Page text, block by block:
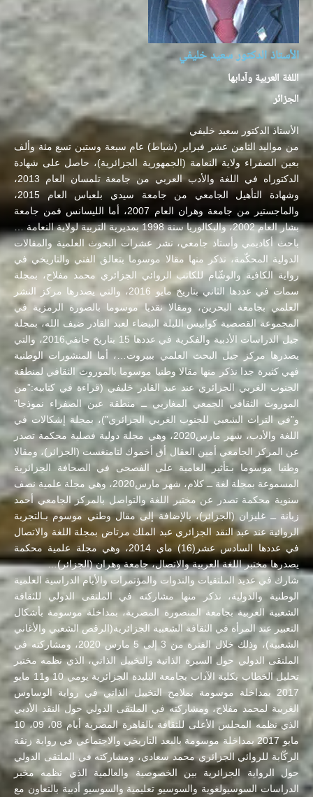
الأستاذ الدكتور سعيد خليفي
اللغة العربية وآدابها
الجزائر
الأستاذ الدكتور سعيد خليفي
من مواليد الثامن عشر فبراير (شباط) عام سبعة وستين تسع مئة وألف
بعين الصفراء ولاية النعامة (الجمهورية الجزائرية)، حاصل على شهادة
الدكتوراه في اللغة والأدب العربي من جامعة تلمسان العام 2013،
وشهادة التأهيل الجامعي من جامعة سيدي بلعباس العام 2015،
والماجستير من جامعة وهران العام 2007، أما الليسانس فمن جامعة
بشار العام 2002، والبكالوريا سنة 1998 بمديرية التربية لولاية النعامة …
باحث أكاديمي وأستاذ جامعي، نشر عشرات البحوث العلمية والمقالات
الدولية المحكّمة، نذكر منها مقالا موسوما بتعالق الفني والتاريخي في
رواية الكافية والوشّام للكاتب الروائي الجزائري محمد مفلاح، بمجلة
سمات في عددها الثاني بتاريخ مايو 2016، والتي يصدرها مركز النشر
العلمي بجامعة البحرين، ومقالا نقديا موسوما بالصورة الرمزية في
المجموعة القصصية كوابيس الليلة البيضاء لعبد القادر ضيف الله، بمجلة
جيل الدراسات الأدبية والفكرية في عددها 15 بتاريخ جانفي2016، والتي
يصدرها مركز جيل البحث العلمي ببيروت…، أما المنشورات الوطنية
فهي كثيرة جدا نذكر منها مقالا وطنيا موسوما بالموروث الثقافي لمنطقة
الجنوب الغربي الجزائري عند عبد القادر خليفي (قراءة في كتابيه:”من
الموروث الثقافي الجمعي المغاربي ــ منطقة عين الصفراء نموذجا”
و”في التراث الشعبي للجنوب الغربي الجزائري”)، بمجلة إشكالات في
اللغة والأدب، شهر مارس2020، وهي مجلة دولية فصلية محكمة تصدر
عن المركز الجامعي أمين العقال أق أخموك لتامنغست (الجزائر)، ومقالا
وطنيا موسوما بـتأثير العامية على الفصحى في الصحافة الجزائرية
المسموعة بمجلة لغة ــ كلام، شهر مارس2020، وهي مجلة علمية نصف
سنوية محكمة تصدر عن مختبر اللغة والتواصل بالمركز الجامعي أحمد
زبانة ــ غليزان (الجزائر)، بالإضافة إلى مقال وطني موسوم بـالتجربة
الروائية عند عبد النقد الجزائري عبد الملك مرتاض بمجلة اللغة والاتصال
في عددها السادس عشر(16) ماي 2014، وهي مجلة علمية محكمة
يصدرها مختبر اللغة العربية والاتصال، جامعة وهران (الجزائر)…
شارك في عديد الملتقيات والندوات والمؤتمرات والأيام الدراسية العلمية
الوطنية والدولية، نذكر منها مشاركته في الملتقى الدولي للثقافة
الشعبية العربية بجامعة المنصورة المصرية، بمداخلة موسومة بأشكال
التعبير عند المرأة في الثقافة الشعبية الجزائرية(الرقص الشعبي والأغاني
الشعبية)، وذلك خلال الفترة من 3 إلى 5 مارس 2020، ومشاركته في
الملتقى الدولي حول السيرة الذاتية والتخييل الذاتي، الذي نظمه مختبر
تحليل الخطاب بكلية الآداب بجامعة البليدة الجزائرية يومي 10 و11 مايو
2017 بمداخلة موسومة بملامح التخييل الذاتي في رواية الوساوس
الغريبة لمحمد مفلاح، ومشاركته في الملتقى الدولي حول النقد الأدبي
الذي نظمه المجلس الأعلى للثقافة بالقاهرة المصرية أيام 08، 09، 10
مايو 2017 بمداخلة موسومة بالبعد التاريخي والاجتماعي في رواية زنقة
الركّابة للروائي الجزائري محمد سعادي، ومشاركته في الملتقى الدولي
حول الرواية الجزائرية بين الخصوصية والعالمية الذي نظمه مخبر
الدراسات السوسيولغوية والسوسيو تعليمية والسوسيو أدبية بالتعاون مع